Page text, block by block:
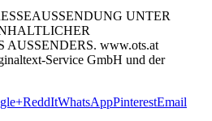
UNTER
www.ots.at
Service GmbH und der
ReddItWhatsAppPinterestEmail